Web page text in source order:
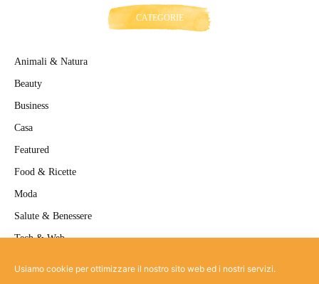
Usiamo cookie per ottimizzare il nostro sito web ed i nostri servizi.
CATEGORIE
Animali & Natura
Beauty
Business
Casa
Featured
Food & Ricette
Moda
Salute & Benessere
Tech & Web